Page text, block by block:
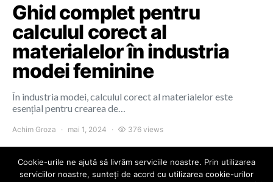
Ghid complet pentru
calculul corect al
materialelor în industria
modei feminine
În industria modei, calculul corect al materialelor este
esențial pentru crearea de…
Achim Groza mai 1, 2024 376 views
Cookie-urile ne ajută să livrăm serviciile noastre. Prin utilizarea
serviciilor noastre, sunteți de acord cu utilizarea cookie-urilor